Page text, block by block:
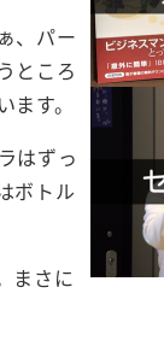
、パー
ところ
す。
はずっ
ボトル
まさに